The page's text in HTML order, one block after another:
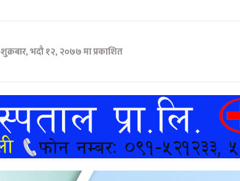
शुक्रबार, भदौ १२, २०७७ मा प्रकाशित